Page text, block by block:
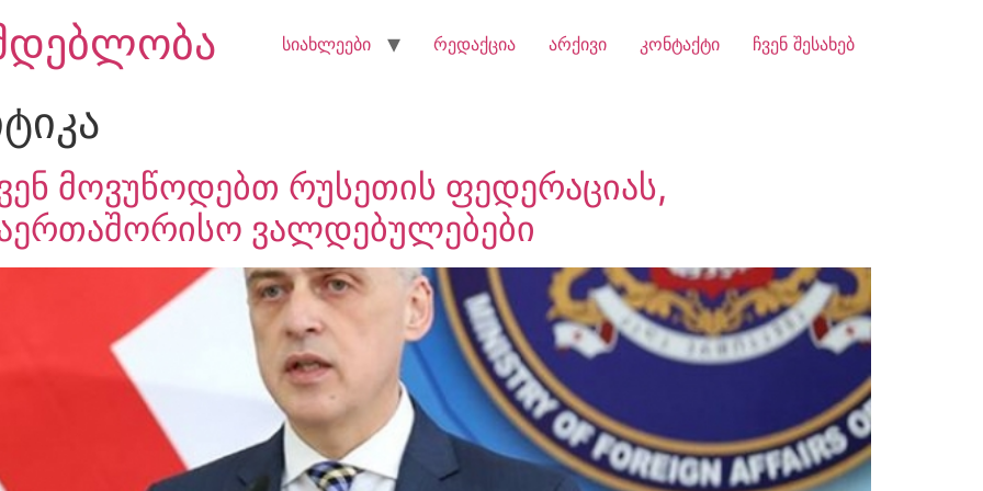
სიახლეები რედაქცია არქივი კონტაქტი ჩვენ შესახებ
მოვუწოდებთ რუსეთის ფედერაციას,
ვალდებულებები